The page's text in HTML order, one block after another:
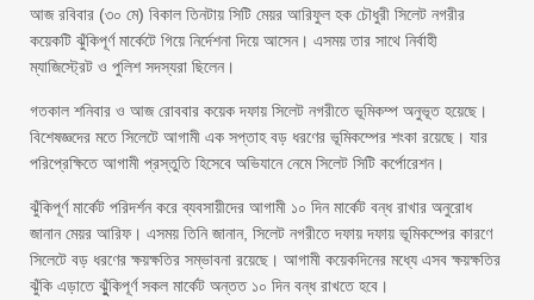
আজ রবিবার (৩০ মে) বিকাল তিনটায় সিটি মেয়র আরিফুল হক চৌধুরী সিলেট নগরীর
কয়েকটি ঝুঁকিপূর্ণ মার্কেটে গিয়ে নির্দেশনা দিয়ে আসেন। এসময় তার সাথে নির্বাহী
ম্যাজিস্ট্রেট ও পুলিশ সদস্যরা ছিলেন।
গতকাল শনিবার ও আজ রোববার কয়েক দফায় সিলেট নগরীতে ভূমিকম্প অনুভূত হয়েছে।
বিশেষজ্ঞদের মতে সিলেটে আগামী এক সপ্তাহ বড় ধরণের ভূমিকম্পের শংকা রয়েছে। যার
পরিপ্রেক্ষিতে আগামী প্রস্তুতি হিসেবে অভিযানে নেমে সিলেট সিটি কর্পোরেশন।
ঝুঁকিপূর্ণ মার্কেট পরিদর্শন করে ব্যবসায়ীদের আগামী ১০ দিন মার্কেট বন্ধ রাখার অনুরোধ
জানান মেয়র আরিফ। এসময় তিনি জানান, সিলেট নগরীতে দফায় দফায় ভূমিকম্পের কারণে
সিলেটে বড় ধরণের ক্ষয়ক্ষতির সম্ভাবনা রয়েছে। আগামী কয়েকদিনের মধ্যে এসব ক্ষয়ক্ষতির
ঝুঁকি এড়াতে ঝুুঁকিপূর্ণ সকল মার্কেট অন্তত ১০ দিন বন্ধ রাখতে হবে।